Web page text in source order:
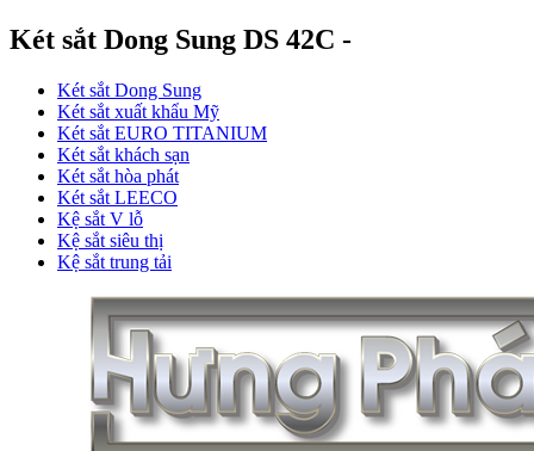
Két sắt Dong Sung DS 42C -
Két sắt Dong Sung
Két sắt xuất khẩu Mỹ
Két sắt EURO TITANIUM
Két sắt khách sạn
Két sắt hòa phát
Két sắt LEECO
Kệ sắt V lỗ
Kệ sắt siêu thị
Kệ sắt trung tải